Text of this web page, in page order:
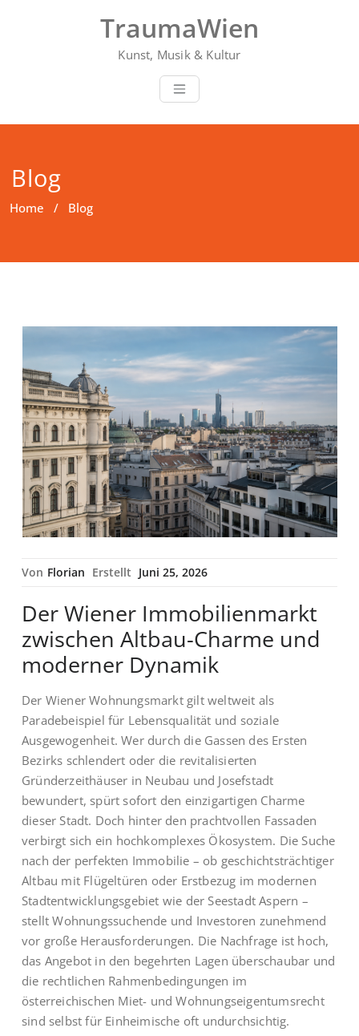
TraumaWien
Kunst, Musik & Kultur
Blog
Home / Blog
Von Florian Erstellt Juni 25, 2026
Der Wiener Immobilienmarkt
zwischen Altbau-Charme und
moderner Dynamik
Der Wiener Wohnungsmarkt gilt weltweit als
Paradebeispiel für Lebensqualität und soziale
Ausgewogenheit. Wer durch die Gassen des Ersten
Bezirks schlendert oder die revitalisierten
Gründerzeithäuser in Neubau und Josefstadt
bewundert, spürt sofort den einzigartigen Charme
dieser Stadt. Doch hinter den prachtvollen Fassaden
verbirgt sich ein hochkomplexes Ökosystem. Die Suche
nach der perfekten Immobilie – ob geschichtsträchtiger
Altbau mit Flügeltüren oder Erstbezug im modernen
Stadtentwicklungsgebiet wie der Seestadt Aspern –
stellt Wohnungssuchende und Investoren zunehmend
vor große Herausforderungen. Die Nachfrage ist hoch,
das Angebot in den begehrten Lagen überschaubar und
die rechtlichen Rahmenbedingungen im
österreichischen Miet- und Wohnungseigentumsrecht
sind selbst für Einheimische oft undurchsichtig.